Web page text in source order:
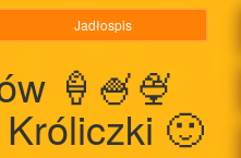
Jadłospis
🍦🍧🍨
🙂